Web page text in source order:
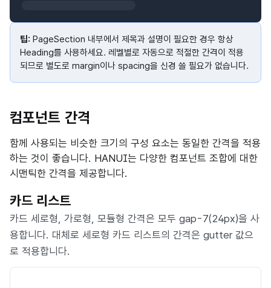
팁: PageSection 내부에서 제목과 설명이 필요한 경우 항상
Heading를 사용하세요. 레벨별로 자동으로 적절한 간격이 적용
되므로 별도로 margin이나 spacing을 신경 쓸 필요가 없습니다.
컴포넌트 간격
함께 사용되는 비슷한 크기의 구성 요소는 동일한 간격을 적용
하는 것이 좋습니다. HANUI는 다양한 컴포넌트 조합에 대한
시맨틱한 간격을 제공합니다.
카드 리스트
카드 세로형, 가로형, 모듈형 간격은 모두 gap-7(24px)을 사
용합니다. 대체로 세로형 카드 리스트의 간격은 gutter 값으
로 적용합니다.